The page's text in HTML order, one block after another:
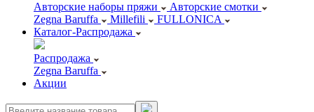
Авторские наборы пряжи
Авторские смотки
Zegna Baruffa
Millefili
FULLONICA
Каталог-Распродажа
Распродажа
Zegna Baruffa
Акции